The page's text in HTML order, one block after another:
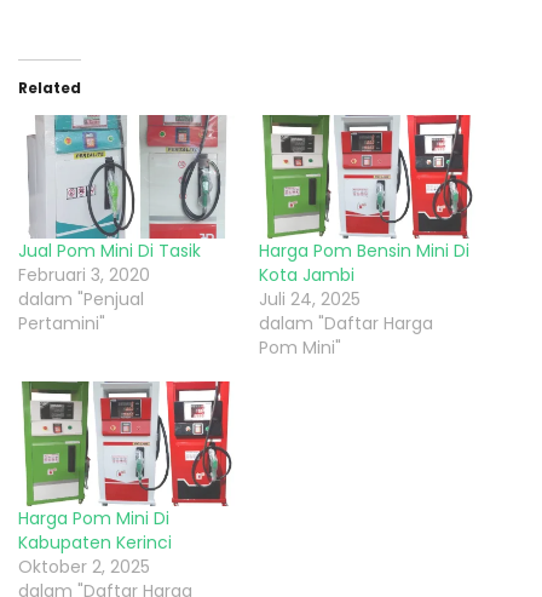
Related
Jual Pom Mini Di Tasik
Februari 3, 2020
dalam "Penjual
Pertamini"
Harga Pom Bensin Mini Di
Kota Jambi
Juli 24, 2025
dalam "Daftar Harga
Pom Mini"
Harga Pom Mini Di
Kabupaten Kerinci
Oktober 2, 2025
dalam "Daftar Harga